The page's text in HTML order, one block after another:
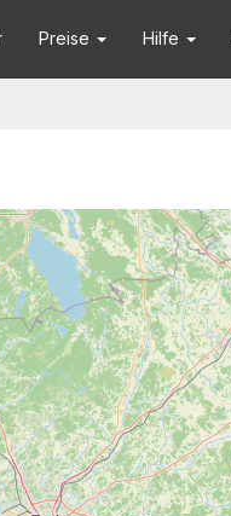
Preise Hilfe